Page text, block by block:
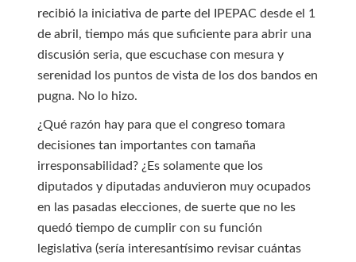
recibió la iniciativa de parte del IPEPAC desde el 1
de abril, tiempo más que suficiente para abrir una
discusión seria, que escuchase con mesura y
serenidad los puntos de vista de los dos bandos en
pugna. No lo hizo.
¿Qué razón hay para que el congreso tomara
decisiones tan importantes con tamaña
irresponsabilidad? ¿Es solamente que los
diputados y diputadas anduvieron muy ocupados
en las pasadas elecciones, de suerte que no les
quedó tiempo de cumplir con su función
legislativa (sería interesantísimo revisar cuántas